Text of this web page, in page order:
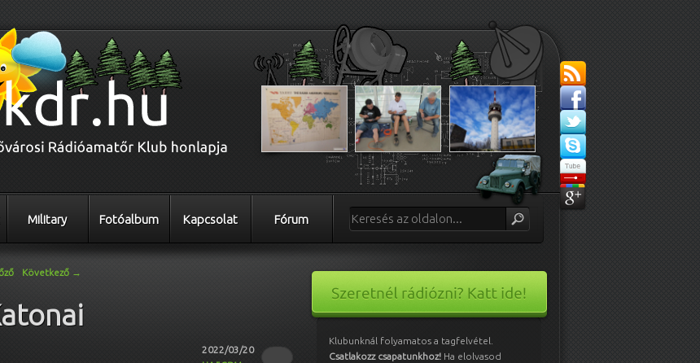
Military Fotóalbum Kapcsolat Fórum
Következő →
2022/03/20
Klubunknál folyamatos a tagfelvétel.
Csatlakozz csapatunkhoz! Ha elolvasod